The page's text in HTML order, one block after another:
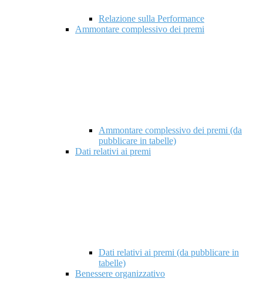
Relazione sulla Performance
Ammontare complessivo dei premi
Ammontare complessivo dei premi (da
pubblicare in tabelle)
Dati relativi ai premi
Dati relativi ai premi (da pubblicare in
tabelle)
Benessere organizzativo